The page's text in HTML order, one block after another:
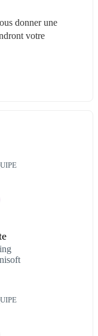
donner une
votre